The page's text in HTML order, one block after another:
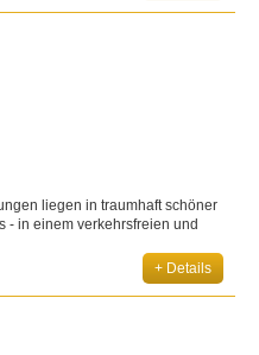
liegen in traumhaft schöner
- in einem verkehrsfreien und
+ Details